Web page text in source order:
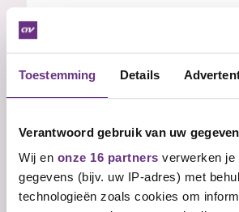
Toestemming Details
Verantwoord gebruik van uw
Wij en onze 16 partners verwerken je
gegevens (bijv. uw IP-adres) met
technologieën zoals cookies om
Hoeveel geld je verdient verschilt.
minimaal recht op...